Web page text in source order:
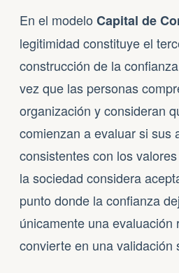
En el modelo Capital de
legitimidad constituye el
construcción de la
vez que las personas
organización y consideran
comienzan a evaluar si sus
consistentes con los
la sociedad considera
punto donde la confianza
únicamente una evaluación
convierte en una validación